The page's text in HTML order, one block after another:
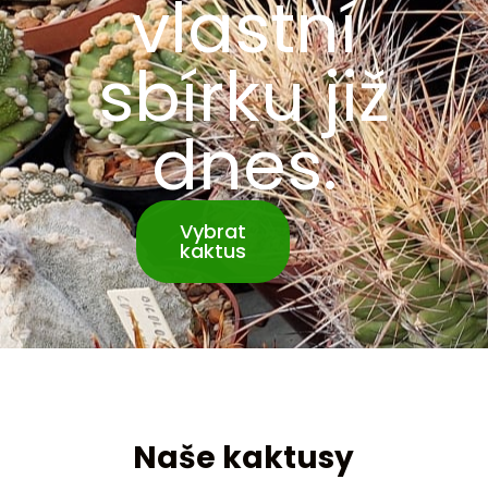
vlastní
sbírku již
dnes.
Vybrat
kaktus
Naše kaktusy